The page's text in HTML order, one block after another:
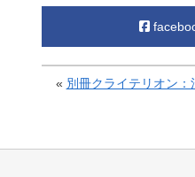
« 別冊クライテリオン：